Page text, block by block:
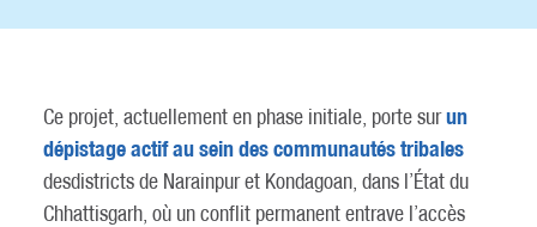
Ce projet, actuellement en phase initiale, porte surun
dépistage actif au sein des communautés tribales
desdistricts de Narainpur et Kondagoan, dans l’État du
Chhattisgarh, où un conflit permanent entrave l’accès